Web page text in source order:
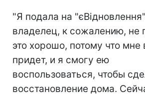
"Я подала на
владелец, к сожалению, не
это хорошо, потому что
придет, и я смогу ею
воспользоваться, чтобы
восстановление дома.